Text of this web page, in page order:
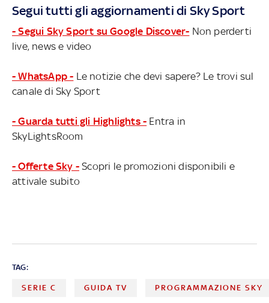
Segui tutti gli aggiornamenti di Sky Sport
- Segui Sky Sport su Google Discover- Non perderti
live, news e video
- WhatsApp - Le notizie che devi sapere? Le trovi sul
canale di Sky Sport
- Guarda tutti gli Highlights - Entra in
SkyLightsRoom
- Offerte Sky - Scopri le promozioni disponibili e
attivale subito
TAG:
SERIE C GUIDA TV PROGRAMMAZIONE SKY